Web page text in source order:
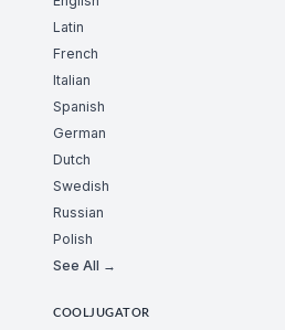
Latin
French
Italian
Spanish
German
Dutch
Swedish
Russian
Polish
See All →
COOLJUGATOR